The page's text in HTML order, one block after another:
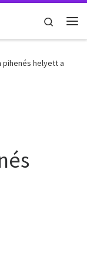
Search
pihenés helyett a